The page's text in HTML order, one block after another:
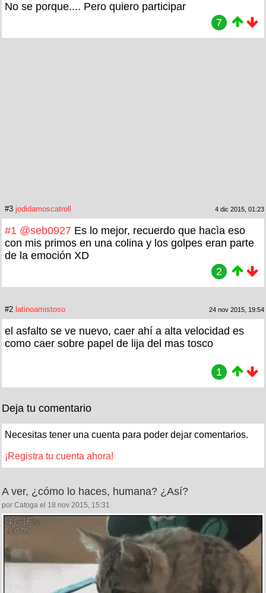
No se porque.... Pero quiero participar
7
#3 jodidamoscatroll 4 dic 2015, 01:23
#1 @seb0927 Es lo mejor, recuerdo que hacìa eso
con mis primos en una colina y los golpes eran parte
de la emoción XD
2
#2 latinoamistoso 24 nov 2015, 19:54
el asfalto se ve nuevo, caer ahí a alta velocidad es
como caer sobre papel de lija del mas tosco
1
Deja tu comentario
Necesitas tener una cuenta para poder dejar comentarios.
¡Registra tu cuenta ahora!
A ver, ¿cómo lo haces, humana? ¿Así?
por Catoga el 18 nov 2015, 15:31